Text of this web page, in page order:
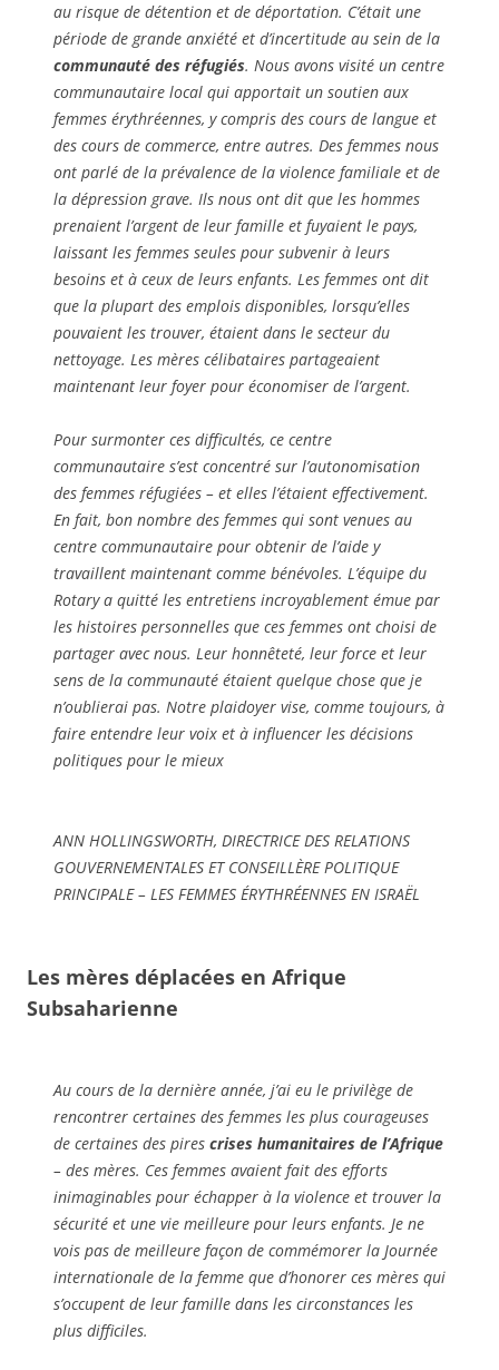
au risque de détention et de déportation. C’était une
période de grande anxiété et d’incertitude au sein de la
communauté des réfugiés. Nous avons visité un centre
communautaire local qui apportait un soutien aux
femmes érythréennes, y compris des cours de langue et
des cours de commerce, entre autres. Des femmes nous
ont parlé de la prévalence de la violence familiale et de
la dépression grave. Ils nous ont dit que les hommes
prenaient l’argent de leur famille et fuyaient le pays,
laissant les femmes seules pour subvenir à leurs
besoins et à ceux de leurs enfants. Les femmes ont dit
que la plupart des emplois disponibles, lorsqu’elles
pouvaient les trouver, étaient dans le secteur du
nettoyage. Les mères célibataires partageaient
maintenant leur foyer pour économiser de l’argent.
Pour surmonter ces difficultés, ce centre
communautaire s’est concentré sur l’autonomisation
des femmes réfugiées – et elles l’étaient effectivement.
En fait, bon nombre des femmes qui sont venues au
centre communautaire pour obtenir de l’aide y
travaillent maintenant comme bénévoles. L’équipe du
Rotary a quitté les entretiens incroyablement émue par
les histoires personnelles que ces femmes ont choisi de
partager avec nous. Leur honnêteté, leur force et leur
sens de la communauté étaient quelque chose que je
n’oublierai pas. Notre plaidoyer vise, comme toujours, à
faire entendre leur voix et à influencer les décisions
politiques pour le mieux
ANN HOLLINGSWORTH, DIRECTRICE DES RELATIONS
GOUVERNEMENTALES ET CONSEILLÈRE POLITIQUE
PRINCIPALE – LES FEMMES ÉRYTHRÉENNES EN ISRAËL
Les mères déplacées en Afrique
Subsaharienne
Au cours de la dernière année, j’ai eu le privilège de
rencontrer certaines des femmes les plus courageuses
de certaines des pires crises humanitaires de l’Afrique
– des mères. Ces femmes avaient fait des efforts
inimaginables pour échapper à la violence et trouver la
sécurité et une vie meilleure pour leurs enfants. Je ne
vois pas de meilleure façon de commémorer la Journée
internationale de la femme que d’honorer ces mères qui
s’occupent de leur famille dans les circonstances les
plus difficiles.